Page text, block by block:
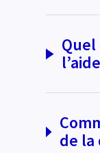
de la